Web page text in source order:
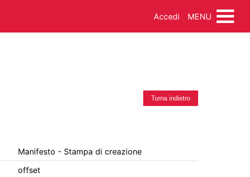
Accedi MENU
MUSICA
FONDO ARTISTICO
FOTOTECA
Torna indietro
Manifesto - Stampa di creazione
offset